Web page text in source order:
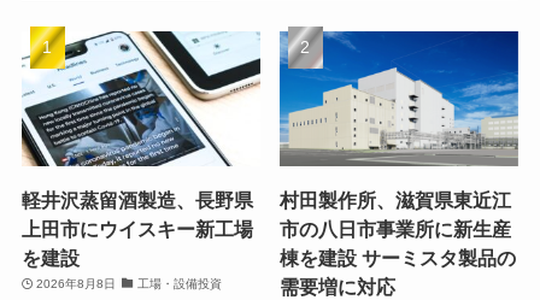
軽井沢蒸留酒製造、長野県
上田市にウイスキー新工場
を建設
2026年8月8日 工場・設備投資
村田製作所、滋賀県東近江
市の八日市事業所に新生産
棟を建設 サーミスタ製品の
需要増に対応